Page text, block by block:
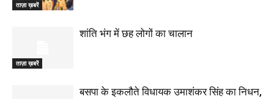
ताज़ा ख़बरें
ताज़ा ख़बरें
शांति भंग में छह लोगों का चालान
बसपा के इकलौते विधायक उमाशंकर सिंह का निधन,